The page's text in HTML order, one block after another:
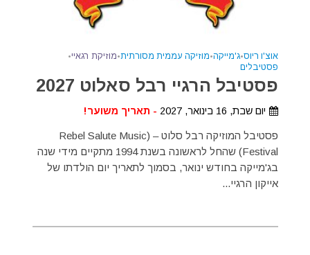
אוצ'ו ריוס•ג'מייקה•מוזיקה עממית מסורתית•מוזיקת רגאיי•
פסטיבלים
פסטיבל הרגיי רבל סאלוט 2027
יום שבת, 16 בינואר, 2027 - תאריך משוער!
פסטיבל המוזיקה רבל סלוט – (Rebel Salute Music
Festival) שהחל לראשונה בשנת 1994 מתקיים מידי שנה
בג'מייקה בחודש ינואר, בסמוך לתאריך יום הולדתו של
אייקון הרגיי...